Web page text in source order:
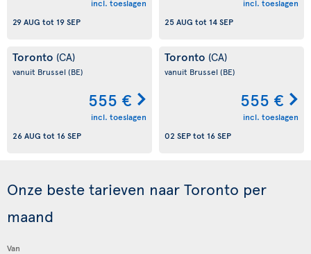
incl. toeslagen
29 AUG tot 19 SEP
incl. toeslagen
25 AUG tot 14 SEP
Toronto (CA)
vanuit Brussel (BE)
555 €
incl. toeslagen
26 AUG tot 16 SEP
Toronto (CA)
vanuit Brussel (BE)
555 €
incl. toeslagen
02 SEPtot 16 SEP
Onze beste tarieven naar Toronto per
maand
Van